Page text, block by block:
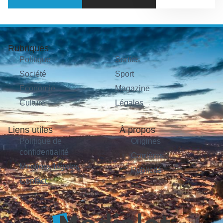
Rubriques
Politique
Société
Économie
Culture
Sorties
Sport
Magazine
Légales
Liens utiles
Politique de
confidentialité
Mentions légales
Contact
À propos
Origines
Carrières
Publicité